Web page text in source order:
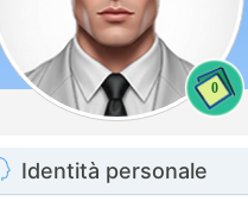
0
Identità personale